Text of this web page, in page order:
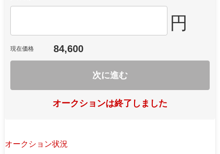
円
現在価格 84,600
次に進む
オークションは終了しました
オークション状況